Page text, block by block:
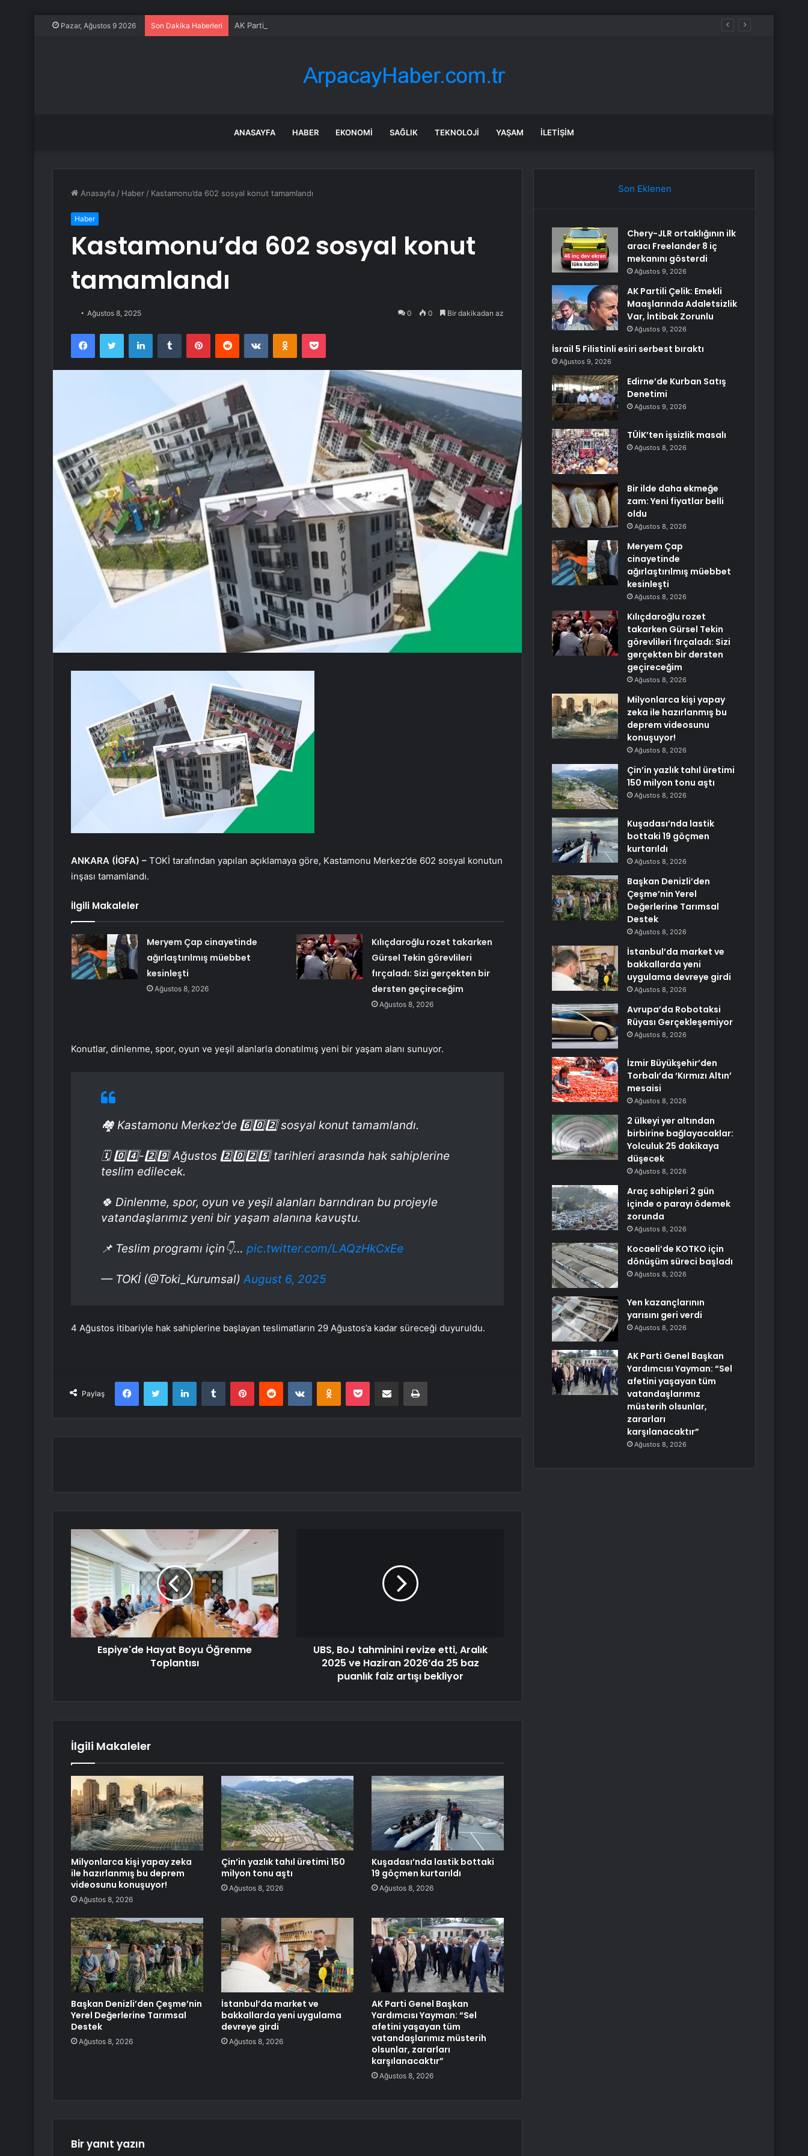
Pazar, Ağustos 9 2026 Son Dakika Haberleri AK Partili Çelik: Emekli Maaşlarında Adaletsizlik Var, İntibak Zorunlu
ANASAYFA HABER EKONOMI SAĞLIK TEKNOLOJI YAŞAM İLETIŞIM
Anasayfa / Haber / Kastamonu’da 602 sosyal konut tamamlandı
Haber
Kastamonu’da 602 sosyal konut
tamamlandı
Ağustos 8, 2025 0 0 Bir dakikadan az
FacebookTwitter LinkedInTumblr PinterestReddit VKontakteOdnoklassniki
Pocket
ANKARA (İGFA) – TOKİ tarafından yapılan açıklamaya göre, Kastamonu Merkez’de 602 sosyal konutun
inşası tamamlandı.
İlgili Makaleler
Meryem Çap cinayetinde
ağırlaştırılmış müebbet
kesinleşti
Ağustos 8, 2026
Kılıçdaroğlu rozet takarken
Gürsel Tekin görevlileri
fırçaladı: Sizi gerçekten bir
dersten geçireceğim
Ağustos 8, 2026
Konutlar, dinlenme, spor, oyun ve yeşil alanlarla donatılmış yeni bir yaşam alanı sunuyor.
🏘️ Kastamonu Merkez'de 6️⃣0️⃣2️⃣ sosyal konut tamamlandı.
🗓️ 0️⃣4️⃣-2️⃣9️⃣ Ağustos 2️⃣0️⃣2️⃣5️⃣ tarihleri arasında hak sahiplerine
teslim edilecek.
🍀 Dinlenme, spor, oyun ve yeşil alanları barındıran bu projeyle
vatandaşlarımız yeni bir yaşam alanına kavuştu.
📌 Teslim programı için👇… pic.twitter.com/LAQzHkCxEe
— TOKİ (@Toki_Kurumsal)August 6, 2025
4 Ağustos itibariyle hak sahiplerine başlayan teslimatların 29 Ağustos’a kadar süreceği duyuruldu.
Paylaş
FacebookTwitter LinkedInTumblr PinterestReddit VKontakteOdnoklassniki
Pocket E-Posta ile paylaş Yazdır
Espiye'de Hayat Boyu Öğrenme
Toplantısı
UBS, BoJ tahminini revize etti, Aralık
2025 ve Haziran 2026’da 25 baz
puanlık faiz artışı bekliyor
İlgili Makaleler
Milyonlarca kişi yapay zeka
ile hazırlanmış bu deprem
videosunu konuşuyor!
Ağustos 8, 2026
Çin’in yazlık tahıl üretimi 150
milyon tonu aştı
Ağustos 8, 2026
Kuşadası’nda lastik bottaki
19 göçmen kurtarıldı
Ağustos 8, 2026
Başkan Denizli’den Çeşme’nin
Yerel Değerlerine Tarımsal
Destek
Ağustos 8, 2026
İstanbul’da market ve
bakkallarda yeni uygulama
devreye girdi
Ağustos 8, 2026
AK Parti Genel Başkan
Yardımcısı Yayman: “Sel
afetini yaşayan tüm
vatandaşlarımız müsterih
olsunlar, zararları
karşılanacaktır”
Ağustos 8, 2026
Bir yanıt yazın
Son Eklenen
Chery-JLR ortaklığının ilk
aracı Freelander 8 iç
mekanını gösterdi
Ağustos 9, 2026
AK Partili Çelik: Emekli
Maaşlarında Adaletsizlik
Var, İntibak Zorunlu
Ağustos 9, 2026
İsrail 5 Filistinli esiri serbest bıraktı
Ağustos 9, 2026
Edirne’de Kurban Satış
Denetimi
Ağustos 9, 2026
TÜİK’ten işsizlik masalı
Ağustos 8, 2026
Bir ilde daha ekmeğe
zam: Yeni fiyatlar belli
oldu
Ağustos 8, 2026
Meryem Çap
cinayetinde
ağırlaştırılmış müebbet
kesinleşti
Ağustos 8, 2026
Kılıçdaroğlu rozet
takarken Gürsel Tekin
görevlileri fırçaladı: Sizi
gerçekten bir dersten
geçireceğim
Ağustos 8, 2026
Milyonlarca kişi yapay
zeka ile hazırlanmış bu
deprem videosunu
konuşuyor!
Ağustos 8, 2026
Çin’in yazlık tahıl üretimi
150 milyon tonu aştı
Ağustos 8, 2026
Kuşadası’nda lastik
bottaki 19 göçmen
kurtarıldı
Ağustos 8, 2026
Başkan Denizli’den
Çeşme’nin Yerel
Değerlerine Tarımsal
Destek
Ağustos 8, 2026
İstanbul’da market ve
bakkallarda yeni
uygulama devreye girdi
Ağustos 8, 2026
Avrupa’da Robotaksi
Rüyası Gerçekleşemiyor
Ağustos 8, 2026
İzmir Büyükşehir’den
Torbalı’da ‘Kırmızı Altın’
mesaisi
Ağustos 8, 2026
2 ülkeyi yer altından
birbirine bağlayacaklar:
Yolculuk 25 dakikaya
düşecek
Ağustos 8, 2026
Araç sahipleri 2 gün
içinde o parayı ödemek
zorunda
Ağustos 8, 2026
Kocaeli’de KOTKO için
dönüşüm süreci başladı
Ağustos 8, 2026
Yen kazançlarının
yarısını geri verdi
Ağustos 8, 2026
AK Parti Genel Başkan
Yardımcısı Yayman: “Sel
afetini yaşayan tüm
vatandaşlarımız
müsterih olsunlar,
zararları
karşılanacaktır”
Ağustos 8, 2026